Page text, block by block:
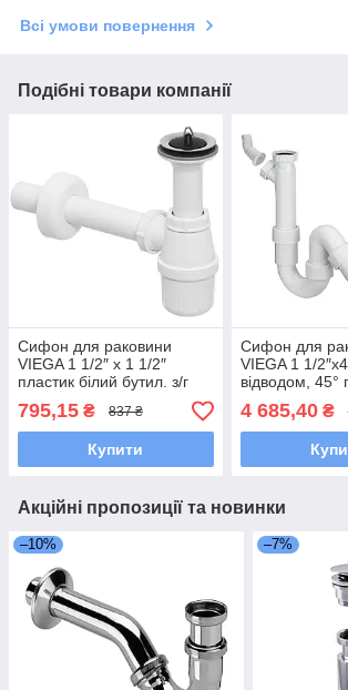
Всі умови повернення
Подібні товари компанії
Сифон для раковини
VIEGA 1 1/2″ x 1 1/2″
пластик білий бутил. з/г
137182
795,15 ₴ 837 ₴
Купити
Сифон для
VIEGA 1 1/
відводом, 45°
білий
4 685,40₴
Акційні пропозиції та новинки
–10% –7%